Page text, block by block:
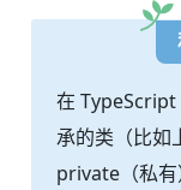
在 TypeScript
承的类（比如
private（私